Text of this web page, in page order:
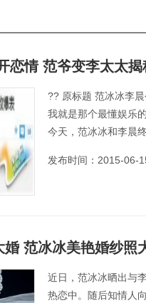
恋情 范爷变李太太
?? 原标题 范冰冰李
我就是那个最懂娱乐
今天，范冰冰和李晨
发布时间：2015-06-
范冰冰美艳婚纱照
近日，范冰冰晒出与
热恋中。随后知情人